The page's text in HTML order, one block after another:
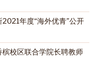
年度“海外优青”公开
校区联合学院长聘教师